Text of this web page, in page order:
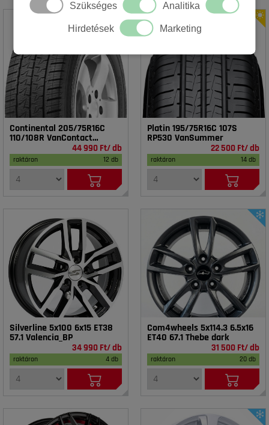
Continental 205/75R16C
110/108R VanContact
44 990 Ft/ db
raktáron 12 db
Platin 195/75R16C 107S
RP530 VanSummer
22 500 Ft/ db
raktáron 14 db
Silverline 5x100 6x15 ET38
57.1 Valencia_BP
34 990 Ft/ db
raktáron 4 db
Com4wheels 5x114.3 6.5x16
ET40 67.1 Thebe dark
31 500 Ft/ db
raktáron 20 db
Szükséges Analitika
Hirdetések Marketing